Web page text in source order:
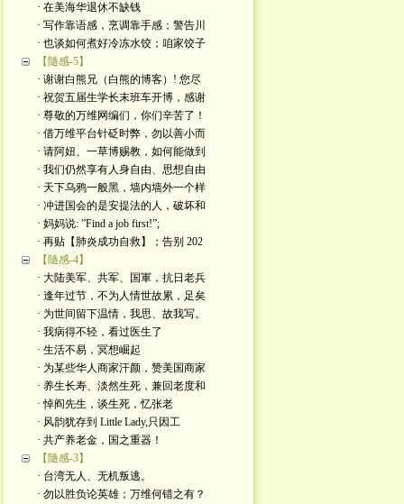
· 在美海华退休不缺钱
· 写作靠语感，烹调靠手感；警告川
· 也谈如何煮好冷冻水饺；咱家饺子
【隨感-5】
· 谢谢白熊兄（白熊的博客）! 您尽
· 祝贺五届生学长末班车开博，感谢
· 尊敬的万维网编们，你们辛苦了！
· 借万维平台针砭时弊，勿以善小而
· 请阿妞、一草博赐教，如何能做到
· 我们仍然享有人身自由、思想自由
· 天下乌鸦一般黑，墙内墙外一个样
· 冲进国会的是安提法的人，破坏和
· 妈妈说: ”Find a job first!”;
· 再贴【肺炎成功自救】；告别 202
【隨感-4】
· 大陆美军、共军、国軍，抗日老兵
· 逢年过节，不为人情世故累，足矣
· 为世间留下温情，我思、故我写。
· 我病得不轻，看过医生了
· 生活不易，冥想崛起
· 为某些华人商家汗颜，赞美国商家
· 养生长寿、淡然生死，兼回老度和
· 悼阎先生，谈生死，忆张老
· 风韵犹存到 Little Lady,只因工
· 共产养老金，国之重器！
【隨感-3】
· 台湾无人、无机叛逃。
· 勿以胜负论英雄；万维何错之有？